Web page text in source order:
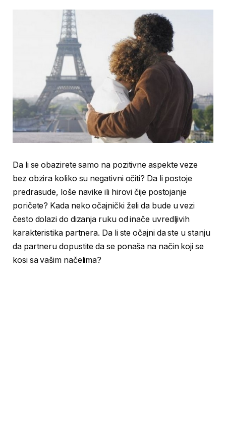
Da li se obazirete samo na pozitivne aspekte veze
bez obzira koliko su negativni očiti? Da li postoje
predrasude, loše navike ili hirovi čije postojanje
poričete? Kada neko očajnički želi da bude u vezi
često dolazi do dizanja ruku od inače uvredljivih
karakteristika partnera. Da li ste očajni da ste u stanju
da partneru dopustite da se ponaša na način koji se
kosi sa vašim načelima?